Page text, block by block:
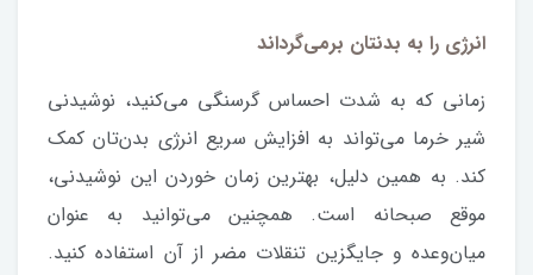
انرژی را به بدنتان برمی‌گرداند
زمانی‌ که به شدت احساس گرسنگی می‌کنید، نوشیدنی
شیر خرما می‌تواند به افزایش سریع انرژی بدن‌تان کمک
کند. به همین دلیل، بهترین زمان خوردن این نوشیدنی،
موقع صبحانه است. همچنین می‌توانید به‌ عنوان
میان‌وعده و جایگزین تنقلات مضر از آن استفاده کنید.